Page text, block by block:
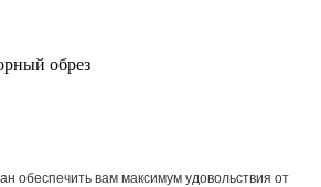
обрез
обеспечить вам максимум удовольствия от